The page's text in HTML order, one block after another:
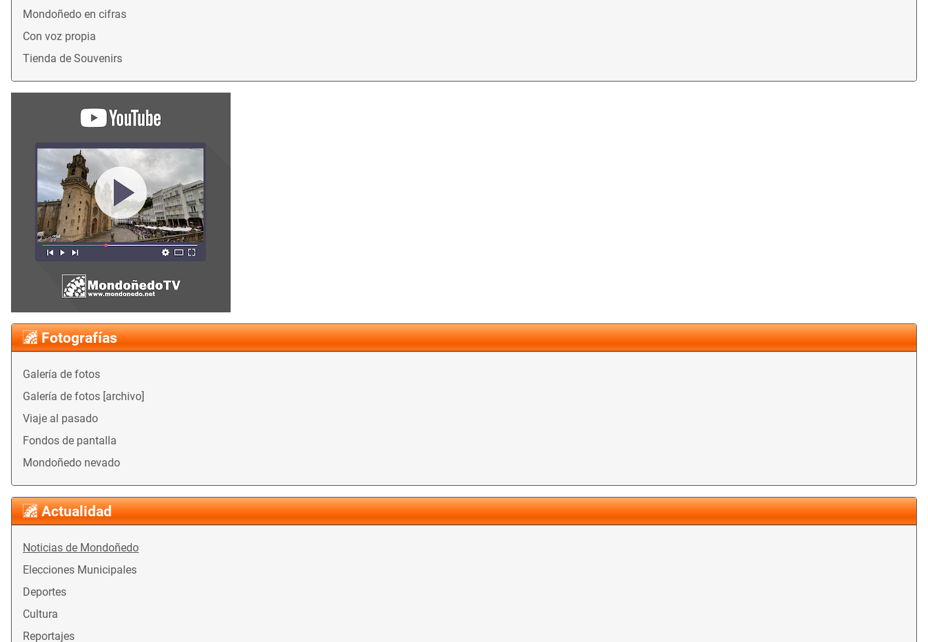
Mondoñedo en cifras
Con voz propia
Tienda de Souvenirs
Fotografías
Galería de fotos
Galería de fotos [archivo]
Viaje al pasado
Fondos de pantalla
Mondoñedo nevado
Actualidad
Noticias de Mondoñedo
Elecciones Municipales
Deportes
Cultura
Reportajes